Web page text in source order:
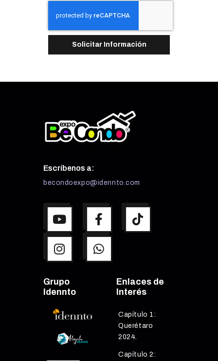
Solicitar Información
Escríbenos a:
becondoexpo@idennto.com
Grupo
Idennto
Enlaces de
Interés
Capítulo 1:
Querétaro
2024.
Capítulo 2: